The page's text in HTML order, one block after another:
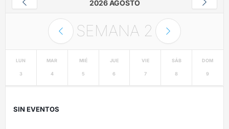
2026 AGOSTO
SEMANA 2
LUN
3
MAR
4
MIÉ
5
JUE
6
VIE
7
SÁB
8
DOM
9
SIN EVENTOS